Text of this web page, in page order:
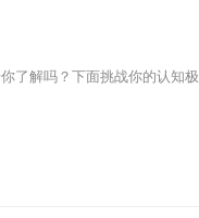
了解吗？下面挑战你的认知极